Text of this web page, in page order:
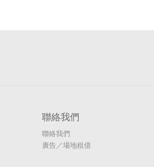
聯絡我們
聯絡我們
廣告／場地租借